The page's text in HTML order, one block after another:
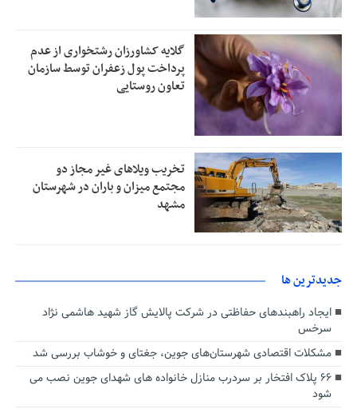
گلایه کشاورزان رشتخواری از عدم
پرداخت پول زعفران توسط سازمان
تعاون روستایی
تخریب ویلاهای غیر مجاز دو
مجتمع میزان و باران در شهرستان
مشهد
جديدترين ها
ایجاد راهبندهای حفاظتی در شرکت پالایش گاز شهید هاشمی نژاد
سرخس
مشکلات اقتصادی شهرستان‌های جوین، جغتای و خوشاب بررسی شد
۶۶ پلاک افتخار بر سردرب منازل خانواده های شهدای جوین نصب می
شود